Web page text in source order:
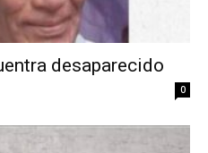
desaparecido
0